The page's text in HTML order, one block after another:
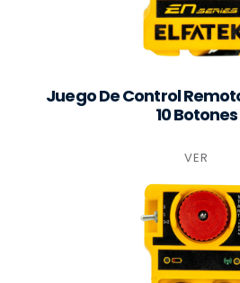
Juego De Control
10 Botones
VER